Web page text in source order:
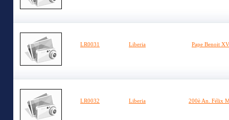
LR0031 Liberia Pape Benoit
LR0032 Liberia 200è An. Félix